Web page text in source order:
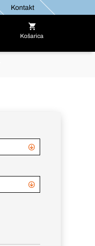
Kontakt
Košarica